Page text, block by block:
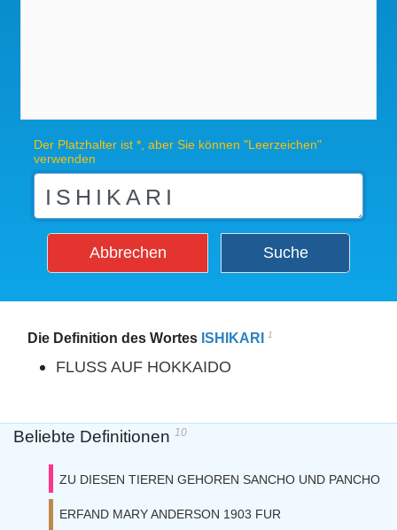
Der Platzhalter ist *, aber Sie können "Leerzeichen"
verwenden
Abbrechen Suche
Die Definition des Wortes ISHIKARI 1
FLUSS AUF HOKKAIDO
Beliebte Definitionen 10
ZU DIESEN TIEREN GEHOREN SANCHO UND PANCHO
ERFAND MARY ANDERSON 1903 FUR